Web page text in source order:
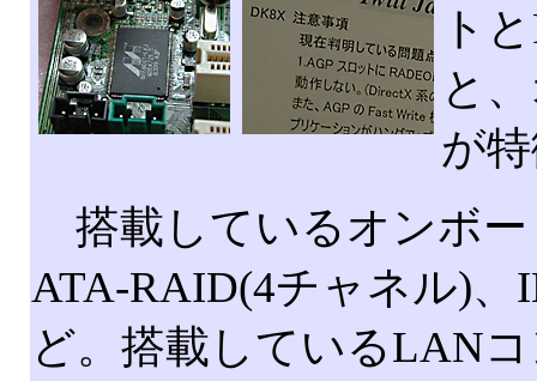
ト
と
が
搭載しているオンボー
ATA-RAID(4チャネル)、
ど。搭載しているLAN